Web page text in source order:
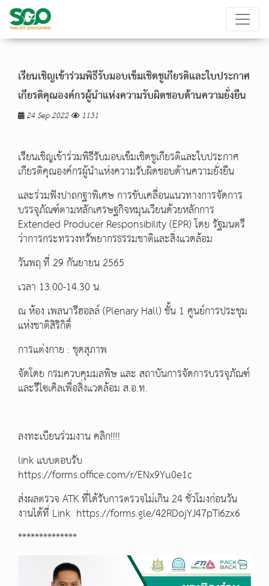
เรียนเชิญเข้าร่วมพิธีรับมอบเข็มเชิดชูเกียรติและใบประกาศ
เกียรติคุณองค์กรผู้นำแห่งความรับผิดชอบด้านความยั่งยืน
24 Sep 2022 1131
เรียนเชิญเข้าร่วมพิธีรับมอบเข็มเชิดชูเกียรติและใบประกาศ
เกียรติคุณองค์กรผู้นำแห่งความรับผิดชอบด้านความยั่งยืน
และร่วมฟังปาถกฐาพิเศษ การขับเคลื่อนแนวทางการจัดการ
บรรจุภัณฑ์ตามหลักเศรษฐกิจหมุนเวียนด้วยหลักการ
Extended Producer Responsibility (EPR) โดย รัฐมนตรี
ว่าการกระทรวงทรัพยากรธรรมชาติและสิ่งแวดล้อม
วันพฤ.ที่ 29 กันยายน 2565
เวลา 13.00-14.30 น.
ณ ห้อง เพลนารีฮอลล์ (Plenary Hall) ชั้น 1 ศูนย์การประชุม
แห่งชาติสิริกิติ์
การแต่งกาย : ชุดสุภาพ
จัดโดย กรมควบคุมมลพิษ และ สถาบันการจัดการบรรจุภัณฑ์
และรีไซเคิลเพื่อสิ่งแวดล้อม ส.อ.ท.
ลงทะเบียนร่วมงาน คลิก!!!!
link แบบตอบรับ
https://forms.office.com/r/ENx9Yu0e1c
ส่งผลตรวจ ATK ที่ได้รับการตรวจไม่เกิน 24 ชั่วโมงก่อนวัน
งานได้ที่ Link https://forms.gle/42RDojYJ47pTi6zx6
**************